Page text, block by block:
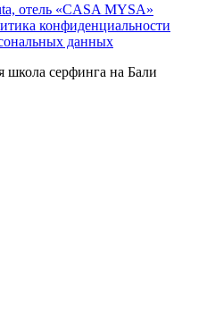
отель «CASA MYSA»
конфиденциальности
данных
школа серфинга на Бали